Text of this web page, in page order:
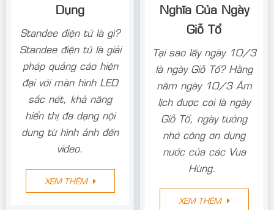
Dụng
Standee điện tử là gì?
Standee điện tử là giải
pháp quảng cáo hiện
đại với màn hình LED
sắc nét, khả năng
hiển thị đa dạng nội
dung từ hình ảnh đến
video.
XEM THÊM
Nghĩa Của Ngày
Giỗ Tổ
Tại sao lấy ngày 10/3
là ngày Giỗ Tổ? Hằng
năm ngày 10/3 Âm
lịch được coi là ngày
Giỗ Tổ, ngày tưởng
nhớ công ơn dựng
nước của các Vua
Hùng.
XEM THÊM